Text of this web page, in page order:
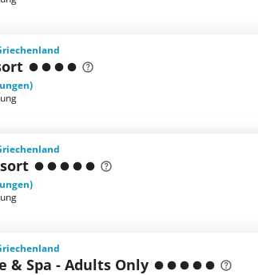
& Spa - Adults Only